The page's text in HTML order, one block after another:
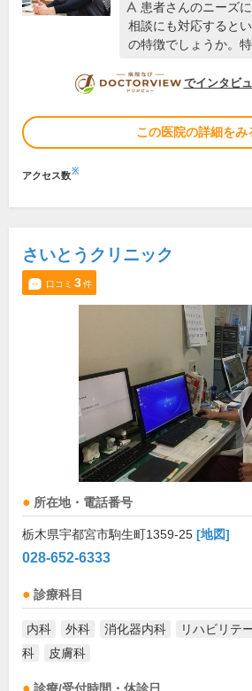
患者さんのニーズ
相談にも対応すると
の特徴でしょうか。
でインタビ
この医院の詳細をみ
アクセス数※
さいとうクリニック
口コミ 3件
所在地・電話番号
栃木県宇都宮市駒生町1359-25 [地図]
028-652-6333
診療科目
内科 外科 消化器内科 リハビリテ
科
皮膚科